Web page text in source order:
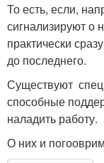
То есть, если,
сигнализируют о
практически
до последнего.
Существуют
способные
наладить работу.
О них и